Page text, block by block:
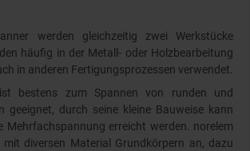
werden gleichzeitig zwei Werkstücke
häufig in der Metall- oder Holzbearbeitung
in anderen Fertigungsprozessen verwendet.
bestens zum Spannen von runden und
geeignet, durch seine kleine Bauweise kann
Mehrfachspannung erreicht werden. norelem
mit diversen Material Grundkörpern an, dazu